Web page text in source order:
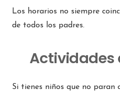
Los horarios no siempre
de todos los padres.
Actividades
Si tienes niños que no paran